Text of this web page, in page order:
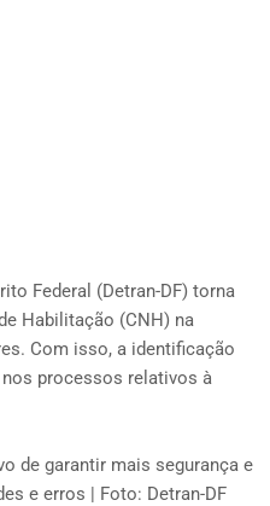
Federal (Detran-DF) torna
Habilitação (CNH) na
Com isso, a identificação
processos relativos à
de garantir mais segurança e
e erros | Foto: Detran-DF